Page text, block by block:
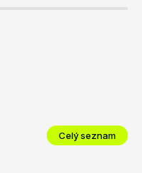
Celý seznam